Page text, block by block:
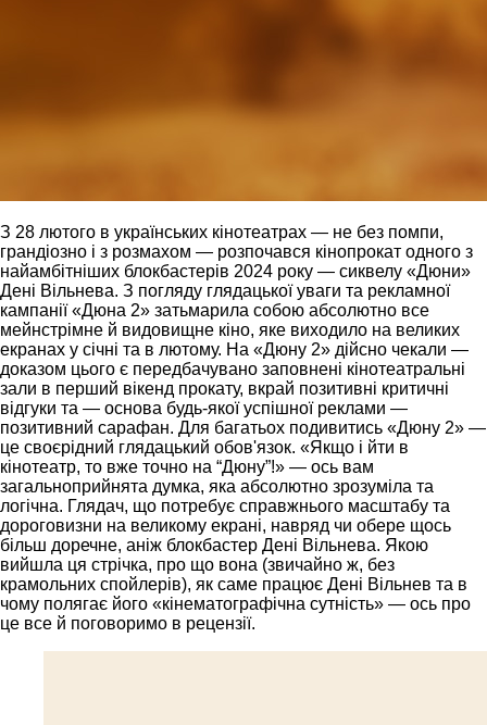
З 28 лютого в українських кінотеатрах — не без помпи,
грандіозно і з розмахом — розпочався кінопрокат одного з
найамбітніших блокбастерів 2024 року — сиквелу «Дюни»
Дені Вільнева. З погляду глядацької уваги та рекламної
кампанії «Дюна 2» затьмарила собою абсолютно все
мейнстрімне й видовищне кіно, яке виходило на великих
екранах у січні та в лютому. На «Дюну 2» дійсно чекали —
доказом цього є передбачувано заповнені кінотеатральні
зали в перший вікенд прокату, вкрай позитивні критичні
відгуки та — основа будь-якої успішної реклами —
позитивний сарафан. Для багатьох подивитись «Дюну 2» —
це своєрідний глядацький обов'язок. «Якщо і йти в
кінотеатр, то вже точно на “Дюну”!» — ось вам
загальноприйнята думка, яка абсолютно зрозуміла та
логічна. Глядач, що потребує справжнього масштабу та
дороговизни на великому екрані, навряд чи обере щось
більш доречне, аніж блокбастер Дені Вільнева. Якою
вийшла ця стрічка, про що вона (звичайно ж, без
крамольних спойлерів), як саме працює Дені Вільнев та в
чому полягає його «кінематографічна сутність» — ось про
це все й поговоримо в рецензії.